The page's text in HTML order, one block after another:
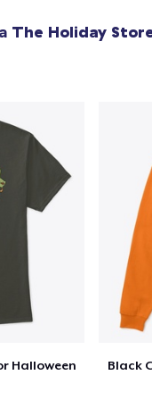
The Holiday
Halloween Black